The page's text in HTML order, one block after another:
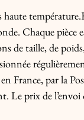
Chaque
de taille, de
France, par la
Le prix de